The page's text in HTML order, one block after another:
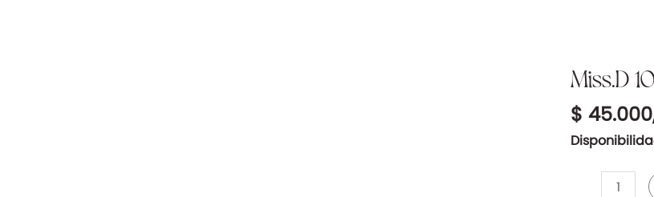
Miss.D
$
Miss.D
-
Tipo
cantidad